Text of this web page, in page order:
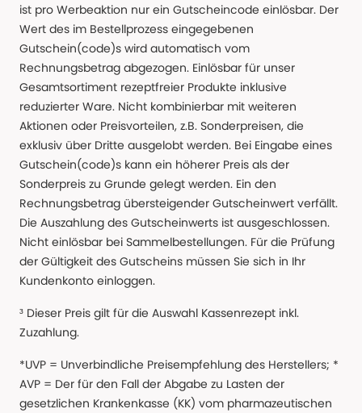
ist pro Werbeaktion nur ein Gutscheincode einlösbar. Der
Wert des im Bestellprozess eingegebenen
Gutschein(code)s wird automatisch vom
Rechnungsbetrag abgezogen. Einlösbar für unser
Gesamtsortiment rezeptfreier Produkte inklusive
reduzierter Ware. Nicht kombinierbar mit weiteren
Aktionen oder Preisvorteilen, z.B. Sonderpreisen, die
exklusiv über Dritte ausgelobt werden. Bei Eingabe eines
Gutschein(code)s kann ein höherer Preis als der
Sonderpreis zu Grunde gelegt werden. Ein den
Rechnungsbetrag übersteigender Gutscheinwert verfällt.
Die Auszahlung des Gutscheinwerts ist ausgeschlossen.
Nicht einlösbar bei Sammelbestellungen. Für die Prüfung
der Gültigkeit des Gutscheins müssen Sie sich in Ihr
Kundenkonto einloggen.
³ Dieser Preis gilt für die Auswahl Kassenrezept inkl.
Zuzahlung.
*UVP = Unverbindliche Preisempfehlung des Herstellers; *
AVP = Der für den Fall der Abgabe zu Lasten der
gesetzlichen Krankenkasse (KK) vom pharmazeutischen